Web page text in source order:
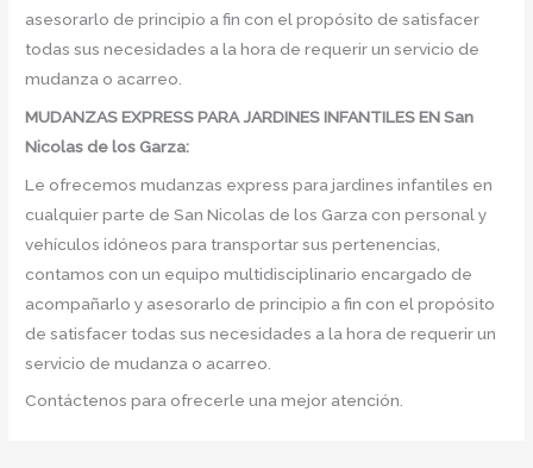
asesorarlo de principio a fin con el propósito de satisfacer
todas sus necesidades a la hora de requerir un servicio de
mudanza o acarreo.
MUDANZAS EXPRESS PARA JARDINES INFANTILES EN San
Nicolas de los Garza:
Le ofrecemos mudanzas express para jardines infantiles en
cualquier parte de San Nicolas de los Garza con personal y
vehículos idóneos para transportar sus pertenencias,
contamos con un equipo multidisciplinario encargado de
acompañarlo y asesorarlo de principio a fin con el propósito
de satisfacer todas sus necesidades a la hora de requerir un
servicio de mudanza o acarreo.
Contáctenos para ofrecerle una mejor atención.